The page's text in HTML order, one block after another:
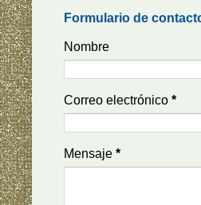
Formulario de
Nombre
Correo electrónico *
Mensaje *